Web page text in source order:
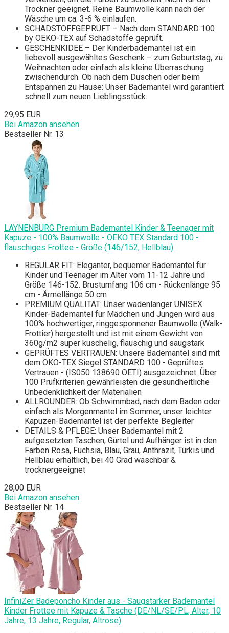
Trockner geeignet. Reine Baumwolle kann nach der
Wäsche um ca. 3-6 % einlaufen.
SCHADSTOFFGEPRÜFT – Nach dem STANDARD 100
by OEKO-TEX auf Schadstoffe geprüft.
GESCHENKIDEE – Der Kinderbademantel ist ein
liebevoll ausgewähltes Geschenk – zum Geburtstag, zu
Weihnachten oder einfach als kleine Überraschung
zwischendurch. Ob nach dem Duschen oder beim
Entspannen zu Hause: Unser Bademantel wird garantiert
schnell zum neuen Lieblingsstück.
29,95 EUR
Bei Amazon ansehen
Bestseller Nr. 13
LAYNENBURG Premium Bademantel Kinder & Teenager mit
Kapuze - 100% Baumwolle - OEKO TEX Standard 100 -
flauschiges Frottee - Größe (146/152, Hellblau)
REGULAR FIT: Eleganter, bequemer Bademantel für
Kinder und Teenager im Alter vom 11-12 Jahre und
Größe 146-152. Brustumfang 106 cm - Rückenlänge 95
cm - Ärmellänge 50 cm
PREMIUM QUALITÄT: Unser wadenlanger UNISEX
Kinder-Bademantel für Mädchen und Jungen wird aus
100% hochwertiger, ringgesponnener Baumwolle (Walk-
Frottier) hergestellt und ist mit einem Gewicht von
360g/m2 super kuschelig, flauschig und saugstark
GEPRÜFTES VERTRAUEN: Unsere Bademäntel sind mit
dem ÖKO-TEX Siegel STANDARD 100 - Geprüftes
Vertrauen - (IS050 138690 OETI) ausgezeichnet. Über
100 Prüfkriterien gewährleisten die gesundheitliche
Unbedenklichkeit der Materialien
ALLROUNDER: Ob Schwimmbad, nach dem Baden oder
einfach als Morgenmantel im Sommer, unser leichter
Kapuzen-Bademantel ist der perfekte Begleiter
DETAILS & PFLEGE: Unser Bademantel mit 2
aufgesetzten Taschen, Gürtel und Aufhänger ist in den
Farben Rosa, Fuchsia, Blau, Grau, Anthrazit, Türkis und
Hellblau erhältlich, bei 40 Grad waschbar &
trocknergeeignet
28,00 EUR
Bei Amazon ansehen
Bestseller Nr. 14
InfiniZer Badeponcho Kinder aus - Saugstarker Bademantel
Kinder Frottee mit Kapuze & Tasche (DE/NL/SE/PL, Alter, 10
Jahre, 13 Jahre, Regular, Altrose)